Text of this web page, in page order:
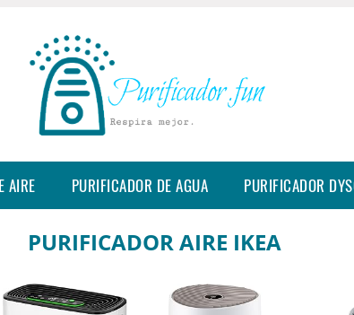
AIRE PURIFICADOR DE AGUA PURIFICADOR
PURIFICADOR AIRE IKEA